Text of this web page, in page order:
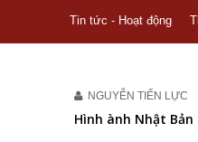
Tin tức - Hoạt động
NGUYỄN TIẾN LỰC
Hình ành Nhật